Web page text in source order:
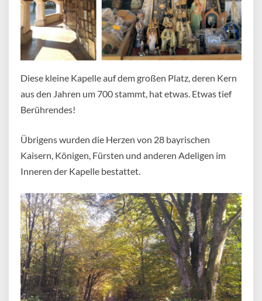
Diese kleine Kapelle auf dem großen Platz, deren Kern
aus den Jahren um 700 stammt, hat etwas. Etwas tief
Berührendes!
Übrigens wurden die Herzen von 28 bayrischen
Kaisern, Königen, Fürsten und anderen Adeligen im
Inneren der Kapelle bestattet.